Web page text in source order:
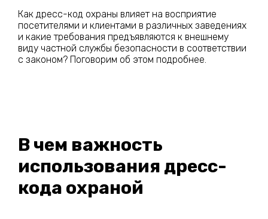
Как дресс-код охраны влияет на восприятие
посетителями и клиентами в различных заведениях
и какие требования предъявляются к внешнему
виду частной службы безопасности в соответствии
с законом? Поговорим об этом подробнее.
В чем важность
использования дресс-
кода охраной